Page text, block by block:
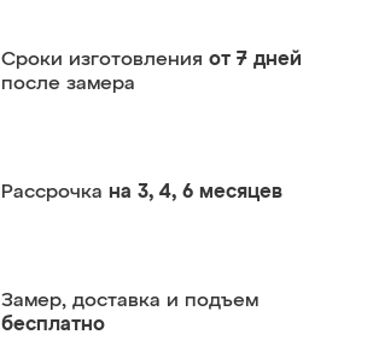
Сроки изготовления от 7 дней
после замера
Рассрочка на 3, 4, 6 месяцев
Замер, доставка и подъем
бесплатно